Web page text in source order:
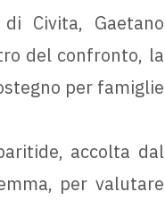
Civita, Gaetano
del confronto, la
per famiglie
accolta dal
per valutare